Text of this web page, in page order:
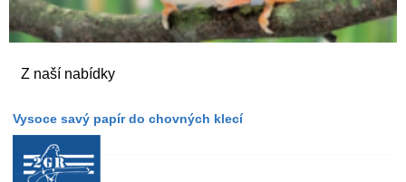
Z naší nabídky
Vysoce savý papír do chovných klecí